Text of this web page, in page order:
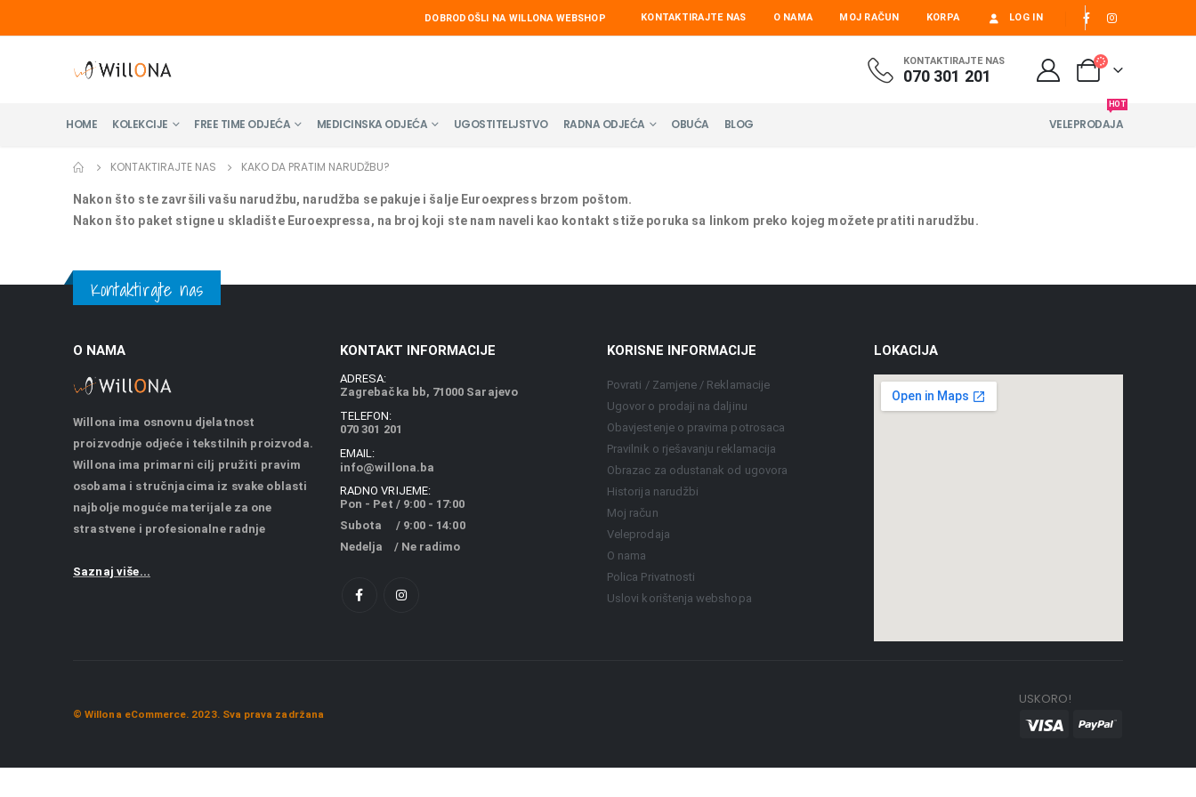
DOBRODOŠLI NA WILLONA WEBSHOP KONTAKTIRAJTE NAS O NAMA MOJ RAČUN KORPA LOG IN
KONTAKTIRAJTE NAS
070 301 201
HOME KOLEKCIJE FREE TIME ODJEĆA MEDICINSKA ODJEĆA UGOSTITELJSTVO RADNA ODJEĆA OBUĆA BLOG VELEPRODAJA
HOT
KONTAKTIRAJTE NAS KAKO DA PRATIM NARUDŽBU?
Nakon što ste završili vašu narudžbu, narudžba se pakuje i šalje Euroexpress brzom poštom.
Nakon što paket stigne u skladište Euroexpressa, na broj koji ste nam naveli kao kontakt stiže poruka sa linkom preko kojeg možete pratiti narudžbu.
Kontaktirajte nas
O NAMA
Willona ima osnovnu djelatnost
proizvodnje odjeće i tekstilnih proizvoda.
Willona ima primarni cilj pružiti pravim
osobama i stručnjacima iz svake oblasti
najbolje moguće materijale za one
strastvene i profesionalne radnje
Saznaj više...
KONTAKT INFORMACIJE
ADRESA:
Zagrebačka bb, 71000 Sarajevo
TELEFON:
070 301 201
EMAIL:
info@willona.ba
RADNO VRIJEME:
Pon - Pet / 9:00 - 17:00
Subota / 9:00 - 14:00
Nedelja / Ne radimo
KORISNE INFORMACIJE
Povrati / Zamjene / Reklamacije
Ugovor o prodaji na daljinu
Obavjestenje o pravima potrosaca
Pravilnik o rješavanju reklamacija
Obrazac za odustanak od ugovora
Historija narudžbi
Moj račun
Veleprodaja
O nama
Polica Privatnosti
Uslovi korištenja webshopa
LOKACIJA
© Willona eCommerce. 2023. Sva prava zadržana
USKORO!